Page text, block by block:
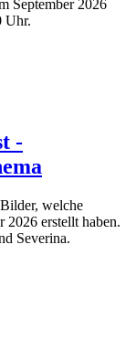
September 2026
Uhr.
-
welche
2026 erstellt haben.
Severina.